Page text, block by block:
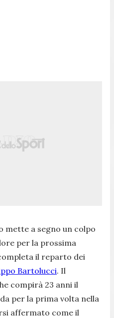
mette a segno un colpo
per la prossima
il reparto dei
Bartolucci. Il
compirà 23 anni il
per la prima volta nella
affermato come il